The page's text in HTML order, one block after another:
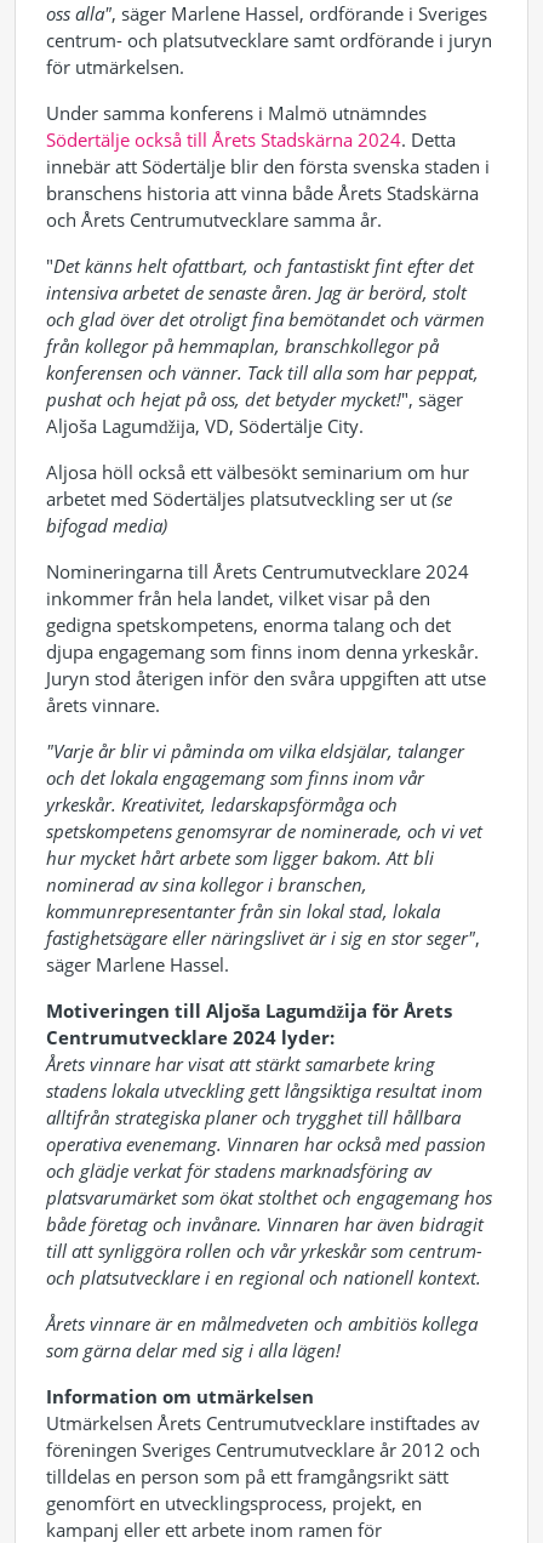
oss alla", säger Marlene Hassel, ordförande i Sveriges
centrum- och platsutvecklare samt ordförande i juryn
för utmärkelsen.
Under samma konferens i Malmö utnämndes
Södertälje också till Årets Stadskärna 2024. Detta
innebär att Södertälje blir den första svenska staden i
branschens historia att vinna både Årets Stadskärna
och Årets Centrumutvecklare samma år.
"Det känns helt ofattbart, och fantastiskt fint efter det
intensiva arbetet de senaste åren. Jag är berörd, stolt
och glad över det otroligt fina bemötandet och värmen
från kollegor på hemmaplan, branschkollegor på
konferensen och vänner. Tack till alla som har peppat,
pushat och hejat på oss, det betyder mycket!", säger
Aljoša Lagumǆija, VD, Södertälje City.
Aljosa höll också ett välbesökt seminarium om hur
arbetet med Södertäljes platsutveckling ser ut (se
bifogad media)
Nomineringarna till Årets Centrumutvecklare 2024
inkommer från hela landet, vilket visar på den
gedigna spetskompetens, enorma talang och det
djupa engagemang som finns inom denna yrkeskår.
Juryn stod återigen inför den svåra uppgiften att utse
årets vinnare.
"Varje år blir vi påminda om vilka eldsjälar, talanger
och det lokala engagemang som finns inom vår
yrkeskår. Kreativitet, ledarskapsförmåga och
spetskompetens genomsyrar de nominerade, och vi vet
hur mycket hårt arbete som ligger bakom. Att bli
nominerad av sina kollegor i branschen,
kommunrepresentanter från sin lokal stad, lokala
fastighetsägare eller näringslivet är i sig en stor seger",
säger Marlene Hassel.
Motiveringen till Aljoša Lagumǆija för Årets
Centrumutvecklare 2024 lyder:
Årets vinnare har visat att stärkt samarbete kring
stadens lokala utveckling gett långsiktiga resultat inom
alltifrån strategiska planer och trygghet till hållbara
operativa evenemang. Vinnaren har också med passion
och glädje verkat för stadens marknadsföring av
platsvarumärket som ökat stolthet och engagemang hos
både företag och invånare. Vinnaren har även bidragit
till att synliggöra rollen och vår yrkeskår som centrum-
och platsutvecklare i en regional och nationell kontext.
Årets vinnare är en målmedveten och ambitiös kollega
som gärna delar med sig i alla lägen!
Information om utmärkelsen
Utmärkelsen Årets Centrumutvecklare instiftades av
föreningen Sveriges Centrumutvecklare år 2012 och
tilldelas en person som på ett framgångsrikt sätt
genomfört en utvecklingsprocess, projekt, en
kampanj eller ett arbete inom ramen för